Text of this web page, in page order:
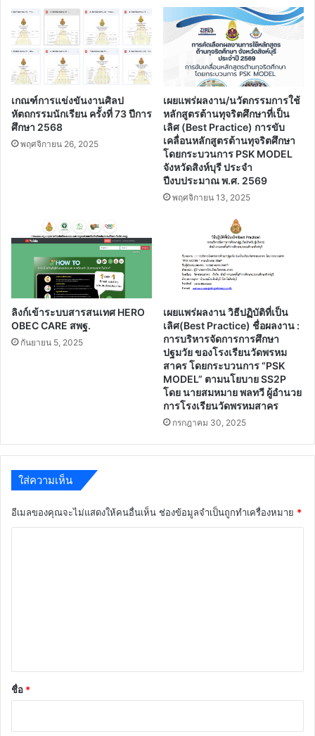
โรงแรม
เกณฑ์การแข่งขันงานศิลป
หัตถกรรมนักเรียน ครั้งที่ 73 ปีการ
ศึกษา 2568
พฤศจิกายน 26, 2025
เผยแพร่ผลงาน/นวัตกรรมการใช้
หลักสูตรต้านทุจริตศึกษาที่เป็น
เลิศ (Best Practice) การขับ
เคลื่อนหลักสูตรต้านทุจริตศึกษา
โดยกระบวนการ PSK MODEL
จังหวัดสิงห์บุรี ประจํา
ปีงบประมาณ พ.ศ. 2569
พฤศจิกายน 13, 2025
ลิงก์เข้าระบบสารสนเทศ HERO
OBEC CARE สพฐ.
กันยายน 5, 2025
เผยแพร่ผลงาน วิธีปฏิบัติที่เป็น
เลิศ(Best Practice) ชื่อผลงาน :
การบริหารจัดการการศึกษา
ปฐมวัย ของโรงเรียนวัดพรหม
สาคร โดยกระบวนการ “PSK
MODEL” ตามนโยบาย SS2P
โดย นายสมหมาย พลทวี ผู้อำนวย
การโรงเรียนวัดพรหมสาคร
กรกฎาคม 30, 2025
ใส่ความเห็น
อีเมลของคุณจะไม่แสดงให้คนอื่นเห็น ช่องข้อมูลจำเป็นถูกทำเครื่องหมาย *
*
ชื่อ *